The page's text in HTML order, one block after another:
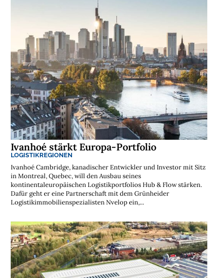
Ivanhoé stärkt Europa-Portfolio
LOGISTIKREGIONEN
Ivanhoé Cambridge, kanadischer Entwickler und Investor mit Sitz
in Montreal, Quebec, will den Ausbau seines
kontinentaleuropäischen Logistikportfolios Hub & Flow stärken.
Dafür geht er eine Partnerschaft mit dem Grünheider
Logistikimmobilienspezialisten Nvelop ein,...